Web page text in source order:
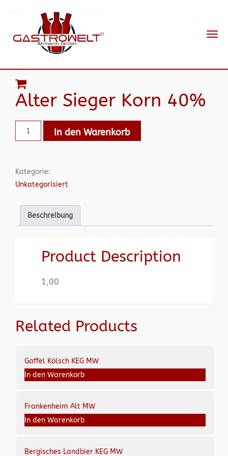
Alter Sieger Korn 40%
In den Warenkorb
Kategorie:
Unkategorisiert
Beschreibung
Product Description
1,00
Related Products
Gaffel Kölsch KEG MW
In den Warenkorb
Frankenheim Alt MW
In den Warenkorb
Bergisches Landbier KEG MW